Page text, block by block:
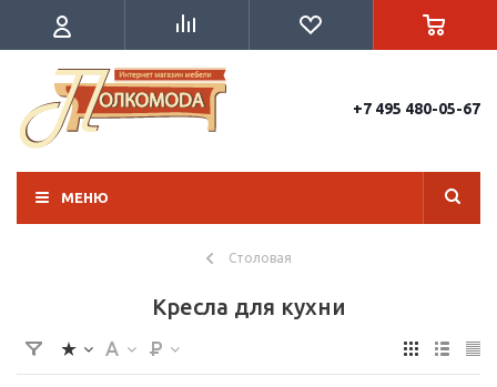
+7 495 480-05-67
МЕНЮ
Столовая
Кресла для кухни